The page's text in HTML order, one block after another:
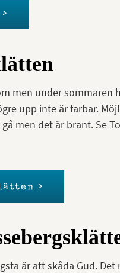
men under sommaren
upp inte är farbar.
men det är brant. Se
>
är att skåda Gud.